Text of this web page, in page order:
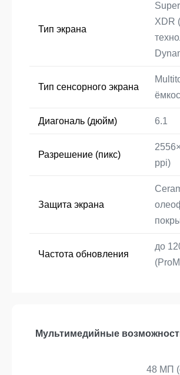
Тип экрана
XDR
Тип сенсорного экрана
Диагональ (дюйм) 6.1
Разрешение (пикс)
ppi)
Защита экрана
Частота обновления
до
Мультимедийные
48 МП